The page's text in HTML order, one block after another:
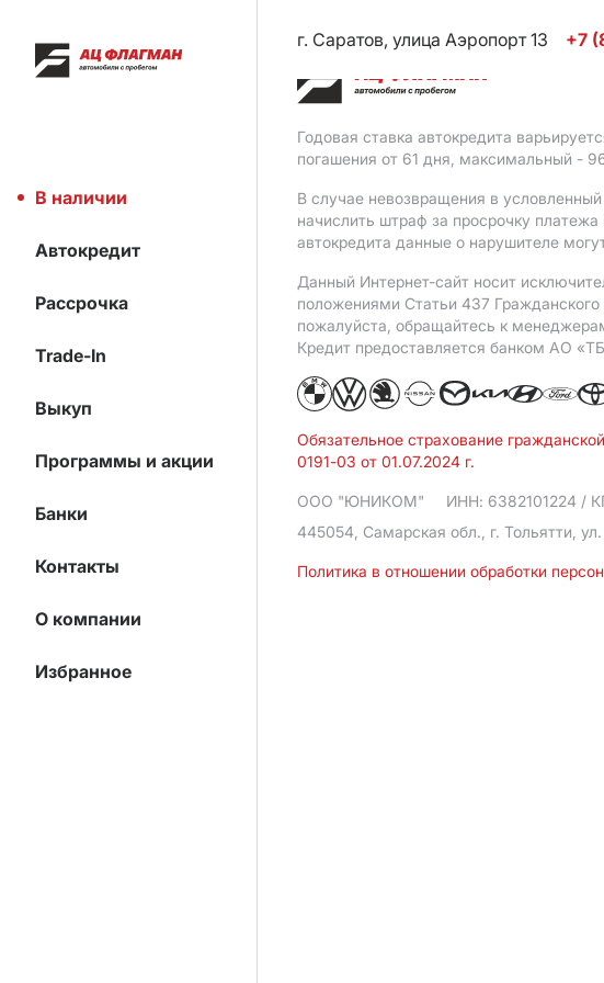
В наличии
Автокредит
Рассрочка
Trade-In
Выкуп
Программы и акции
Банки
Контакты
О компании
Избранное
г. Саратов, улица Аэропорт 13
+7
Годовая ставка автокредита
погашения от 61 дня, максимальный -
В случае невозвращения в
начислить штраф за просрочку
автокредита данные о нарушителе
Данный Интернет-сайт носит
положениями Статьи 437
пожалуйста, обращайтесь к
Кредит предоставляется банком АO
Обязательное страхование
0191-03 от 01.07.2024 г.
ООО "ЮНИКОМ" ИНН: 6382101224 /
445054, Самарская обл., г. Тольятти,
Политика в отношении обработки